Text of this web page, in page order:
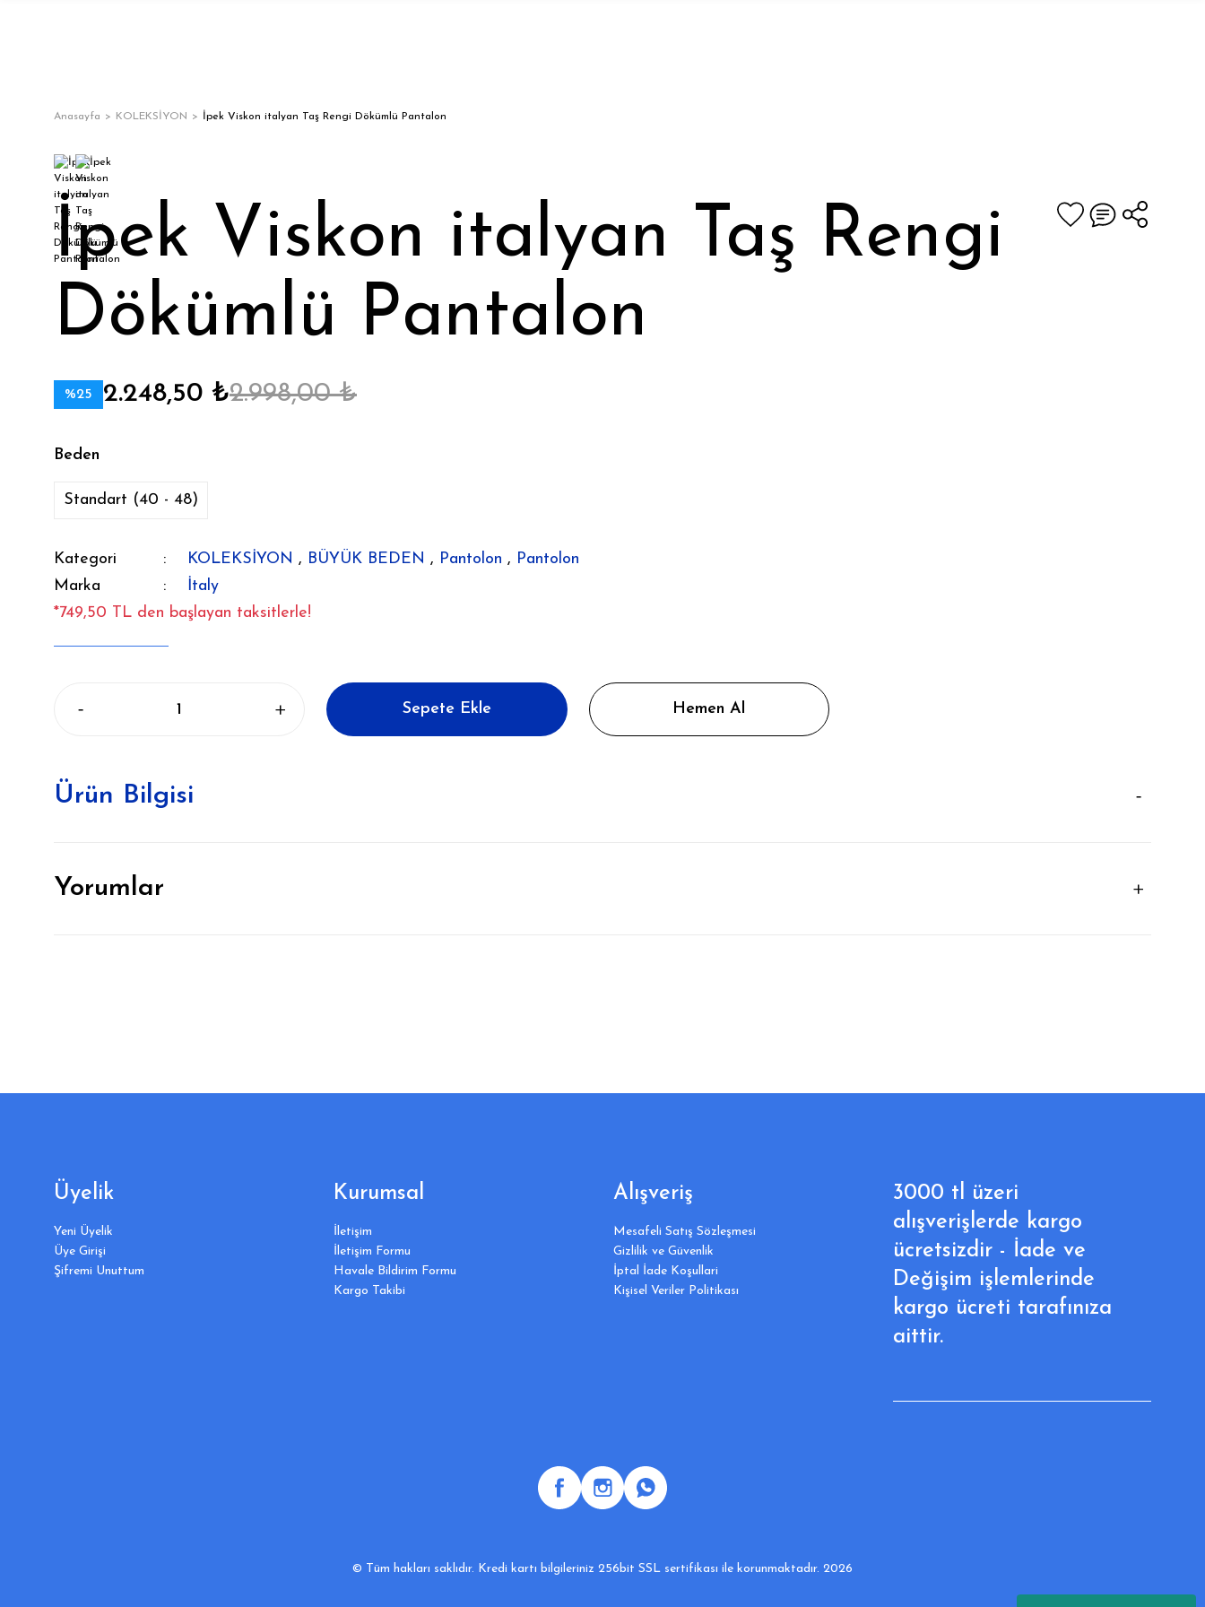
Anasayfa KOLEKSİYON İpek Viskon italyan Taş Rengi Dökümlü Pantalon
İpek Viskon italyan Taş Rengi
Dökümlü Pantalon
%25 2.248,50 ₺2.998,00 ₺
Beden
Standart (40 - 48)
Kategori KOLEKSİYON , BÜYÜK BEDEN , Pantolon , Pantolon
Marka
İtaly
*749,50 TL den başlayan taksitlerle!
Sepete Ekle Hemen Al
Ürün Bilgisi
Yorumlar
Üyelik
Yeni Üyelik
Üye Girişi
Şifremi Unuttum
Kurumsal
İletişim
İletişim Formu
Havale Bildirim Formu
Kargo Takibi
Alışveriş
Mesafeli Satış Sözleşmesi
Gizlilik ve Güvenlik
İptal İade Koşullari
Kişisel Veriler Politikası
3000 tl üzeri
alışverişlerde kargo
ücretsizdir - İade ve
Değişim işlemlerinde
kargo ücreti tarafınıza
aittir.
© Tüm hakları saklıdır. Kredi kartı bilgileriniz 256bit SSL sertifikası ile korunmaktadır. 2026